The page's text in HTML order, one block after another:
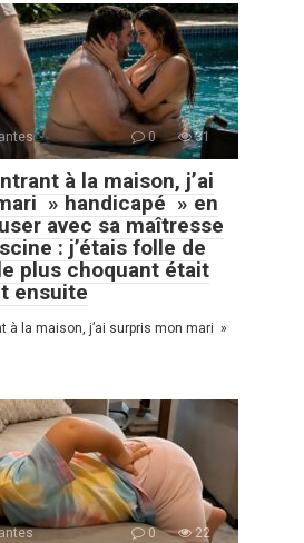
0 31
à la maison, j’ai
» handicapé » en
avec sa maîtresse
: j’étais folle de
plus choquant était
ensuite
à la maison, j’ai surpris mon mari »
0 22